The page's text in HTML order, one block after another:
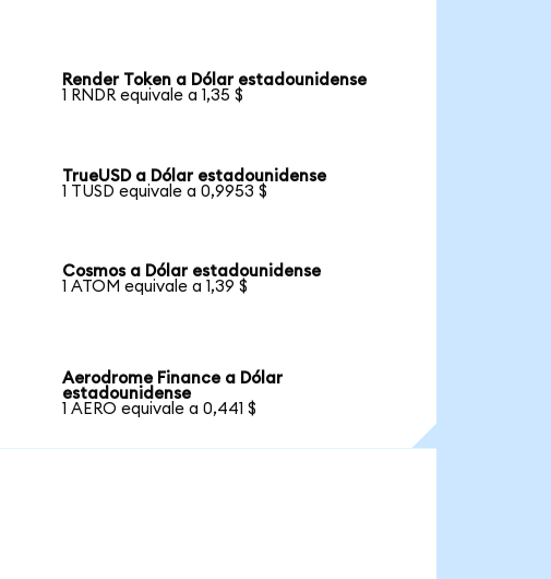
Render Token a Dólar estadounidense
1 RNDR equivale a 1,35 $
TrueUSD a Dólar estadounidense
1 TUSD equivale a 0,9953 $
Cosmos a Dólar estadounidense
1 ATOM equivale a 1,39 $
Aerodrome Finance a Dólar
estadounidense
1 AERO equivale a 0,441 $